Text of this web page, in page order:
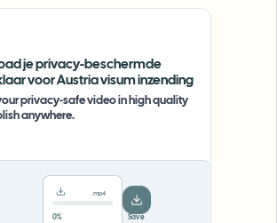
je privacy-beschermde
voor Austria visum inzending
privacy-safe video in high quality
anywhere.
.mp4
78% ···